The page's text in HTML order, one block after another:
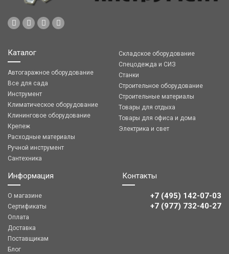
Каталог
Автогаражное оборудование
Все для сада
Инструмент
Климатическое оборудование
Клининговое оборудование
Крепеж
Расходные материалы
Ручной инструмент
Сантехника
Складское оборудование
Спецодежда и СИЗ
Станки
Строительное оборудование
Строительные материалы
Товары для отдыха
Товары для офиса и дома
Электрика и свет
Информация
О магазине
Сертификаты
Оплата
Доставка
Поставщикам
Блог
Контакты
+7 (495) 142-07-03
‎‎+7 (977) 732-40-27